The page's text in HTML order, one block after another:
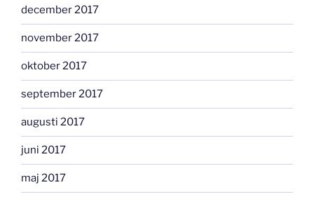
december 2017
november 2017
oktober 2017
september 2017
augusti 2017
juni 2017
maj 2017